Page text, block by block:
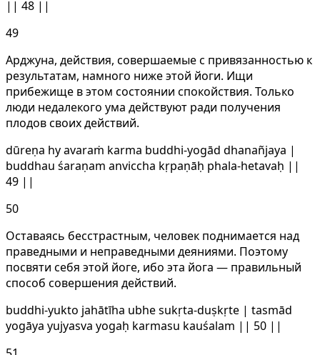
|| 48 ||
49
Арджуна, действия, совершаемые с привязанностью к
результатам, намного ниже этой йоги. Ищи
прибежище в этом состоянии спокойствия. Только
люди недалекого ума действуют ради получения
плодов своих действий.
dūreṇa hy avaraṁ karma buddhi-yogād dhanañjaya |
buddhau śaraṇam anviccha kṛpaṇāḥ phala-hetavaḥ ||
49 ||
50
Оставаясь бесстрастным, человек поднимается над
праведными и неправедными деяниями. Поэтому
посвяти себя этой йоге, ибо эта йога — правильный
способ совершения действий.
buddhi-yukto jahātīha ubhe sukṛta-duṣkṛte | tasmād
yogāya yujyasva yogaḥ karmasu kauśalam || 50 ||